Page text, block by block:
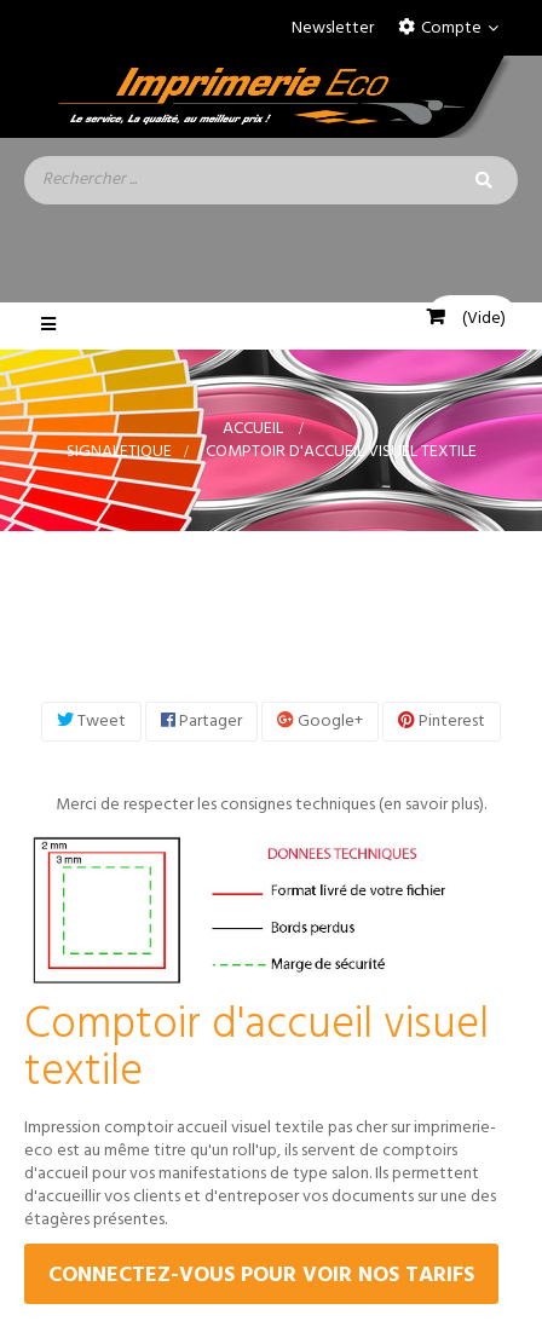
Compte
Newsletter
(Vide)
Basculer
la
navigation
ACCUEIL >
SIGNALETIQUE > COMPTOIR D'ACCUEIL VISUEL TEXTILE
Tweet Partager Google+ Pinterest
Merci de respecter les consignes techniques (en savoir plus).
Comptoir d'accueil visuel
textile
Impression comptoir accueil visuel textile pas cher sur imprimerie-
eco est au même titre qu'un roll'up, ils servent de comptoirs
d'accueil pour vos manifestations de type salon. Ils permettent
d'accueillir vos clients et d'entreposer vos documents sur une des
étagères présentes.
CONNECTEZ-VOUS POUR VOIR NOS TARIFS